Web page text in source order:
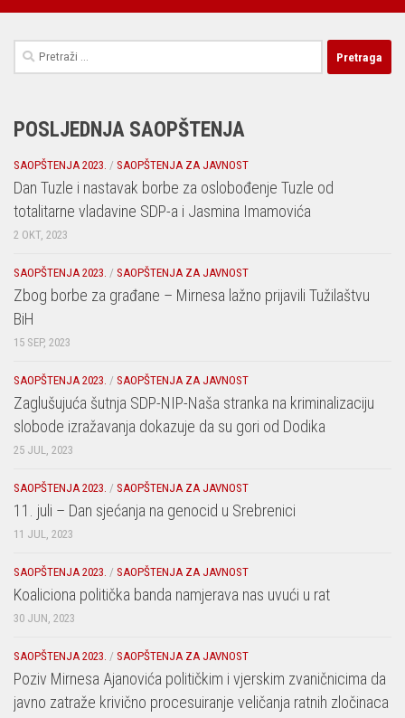
Pretraga:
POSLJEDNJA SAOPŠTENJA
SAOPŠTENJA 2023. / SAOPŠTENJA ZA JAVNOST
Dan Tuzle i nastavak borbe za oslobođenje Tuzle od
totalitarne vladavine SDP-a i Jasmina Imamovića
2 OKT, 2023
SAOPŠTENJA 2023. / SAOPŠTENJA ZA JAVNOST
Zbog borbe za građane – Mirnesa lažno prijavili Tužilaštvu
BiH
15 SEP, 2023
SAOPŠTENJA 2023. / SAOPŠTENJA ZA JAVNOST
Zaglušujuća šutnja SDP-NIP-Naša stranka na kriminalizaciju
slobode izražavanja dokazuje da su gori od Dodika
25 JUL, 2023
SAOPŠTENJA 2023. / SAOPŠTENJA ZA JAVNOST
11. juli – Dan sjećanja na genocid u Srebrenici
11 JUL, 2023
SAOPŠTENJA 2023. / SAOPŠTENJA ZA JAVNOST
Koaliciona politička banda namjerava nas uvući u rat
30 JUN, 2023
SAOPŠTENJA 2023. / SAOPŠTENJA ZA JAVNOST
Poziv Mirnesa Ajanovića političkim i vjerskim zvaničnicima da
javno zatraže krivično procesuiranje veličanja ratnih zločinaca